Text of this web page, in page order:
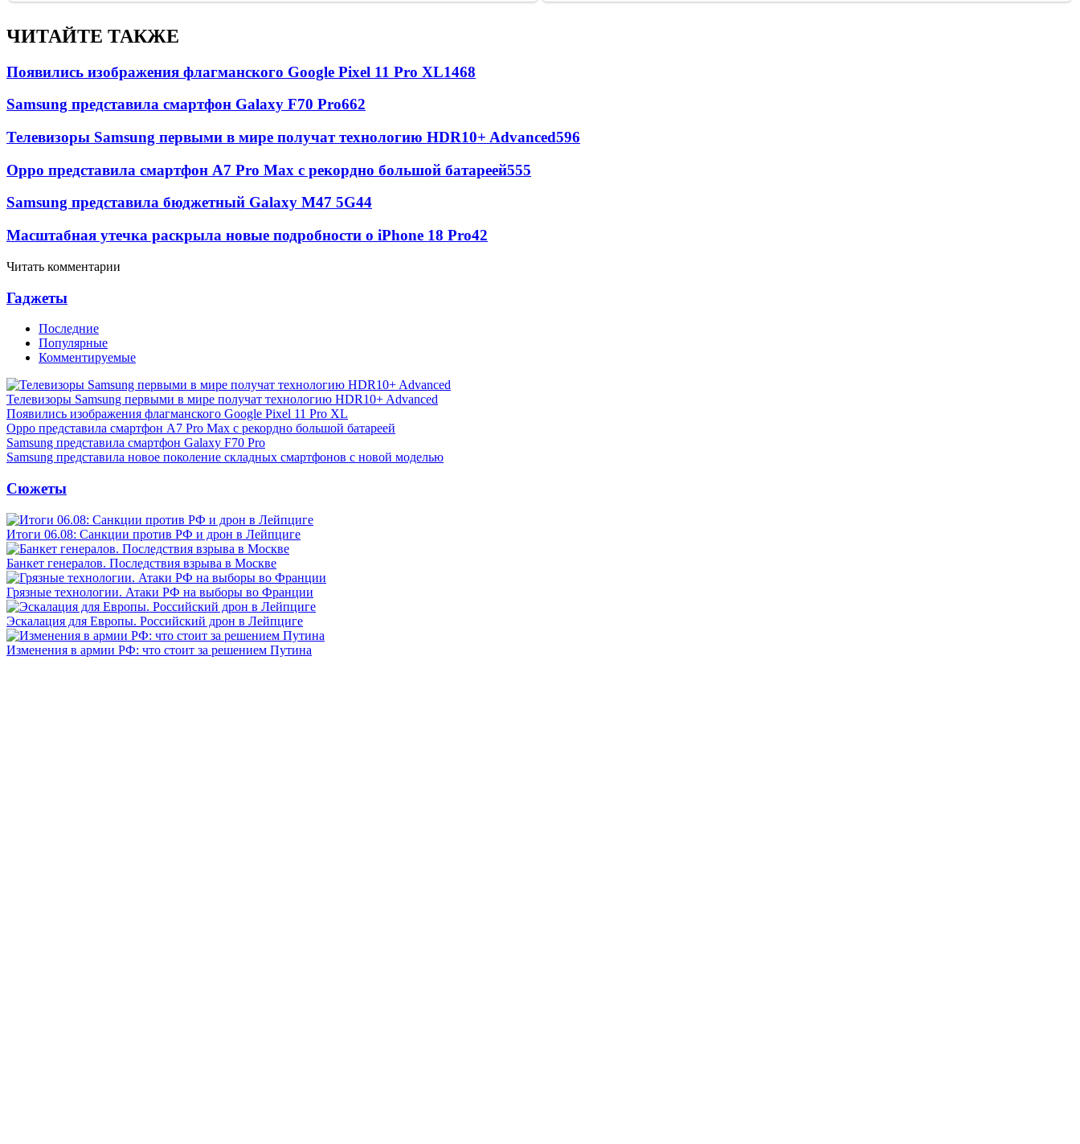
ЧИТАЙТЕ ТАКЖЕ
Появились изображения флагманского Google Pixel 11 Pro XL1468
Samsung представила смартфон Galaxy F70 Pro662
Телевизоры Samsung первыми в мире получат технологию HDR10+ Advanced596
Oppo представила смартфон A7 Pro Max с рекордно большой батареей555
Samsung представила бюджетный Galaxy M47 5G44
Масштабная утечка раскрыла новые подробности о iPhone 18 Pro42
Читать комментарии
Гаджеты
Последние
Популярные
Комментируемые
Телевизоры Samsung первыми в мире получат технологию HDR10+ Advanced
Появились изображения флагманского Google Pixel 11 Pro XL
Oppo представила смартфон A7 Pro Max с рекордно большой батареей
Samsung представила смартфон Galaxy F70 Pro
Samsung представила новое поколение складных смартфонов с новой моделью
Сюжеты
Итоги 06.08: Санкции против РФ и дрон в Лейпциге
Банкет генералов. Последствия взрыва в Москве
Грязные технологии. Атаки РФ на выборы во Франции
Эскалация для Европы. Российский дрон в Лейпциге
Изменения в армии РФ: что стоит за решением Путина